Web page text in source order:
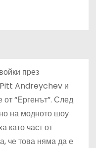
през
Pitt Andreychev и
от “Ергенът”. След
на модното шоу
като част от
че това няма да е